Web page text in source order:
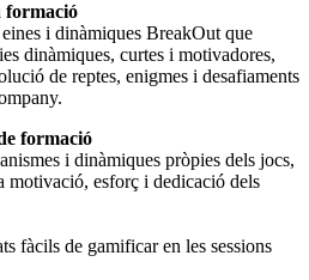
formació
i dinàmiques BreakOut que
dinàmiques, curtes i motivadores,
de reptes, enigmes i desafiaments
formació
i dinàmiques pròpies dels jocs,
motivació, esforç i dedicació dels
fàcils de gamificar en les sessions